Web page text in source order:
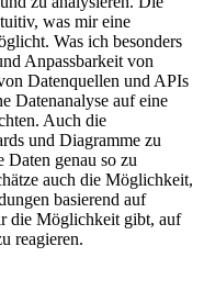
was mir eine
Was ich besonders
Anpassbarkeit von
Datenquellen und APIs
Datenanalyse auf eine
Auch die
und Diagramme zu
Daten genau so zu
auch die Möglichkeit,
basierend auf
die Möglichkeit gibt, auf
reagieren.